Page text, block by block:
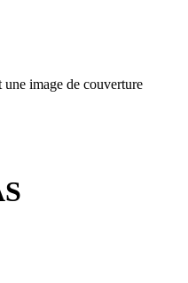
image de couverture